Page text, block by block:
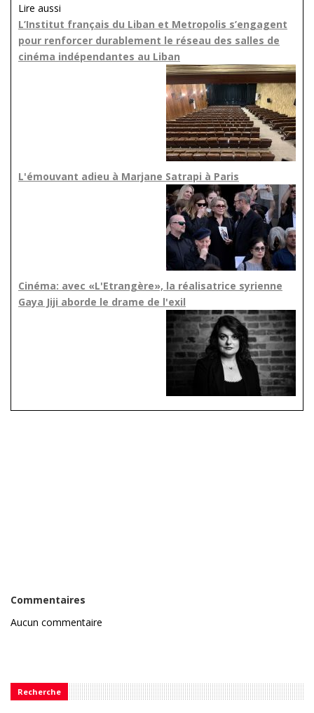
Lire aussi
L’Institut français du Liban et Metropolis s’engagent
pour renforcer durablement le réseau des salles de
cinéma indépendantes au Liban
L'émouvant adieu à Marjane Satrapi à Paris
Cinéma: avec «L'Etrangère», la réalisatrice syrienne
Gaya Jiji aborde le drame de l'exil
Commentaires
Aucun commentaire
Recherche